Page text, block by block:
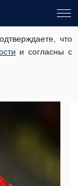
что
и согласны с